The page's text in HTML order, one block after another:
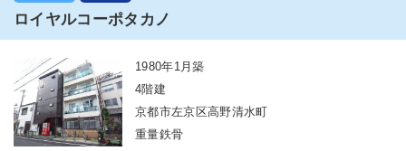
ロイヤルコーポタカノ
1980年1月築
4階建
京都市左京区高野清水町
重量鉄骨